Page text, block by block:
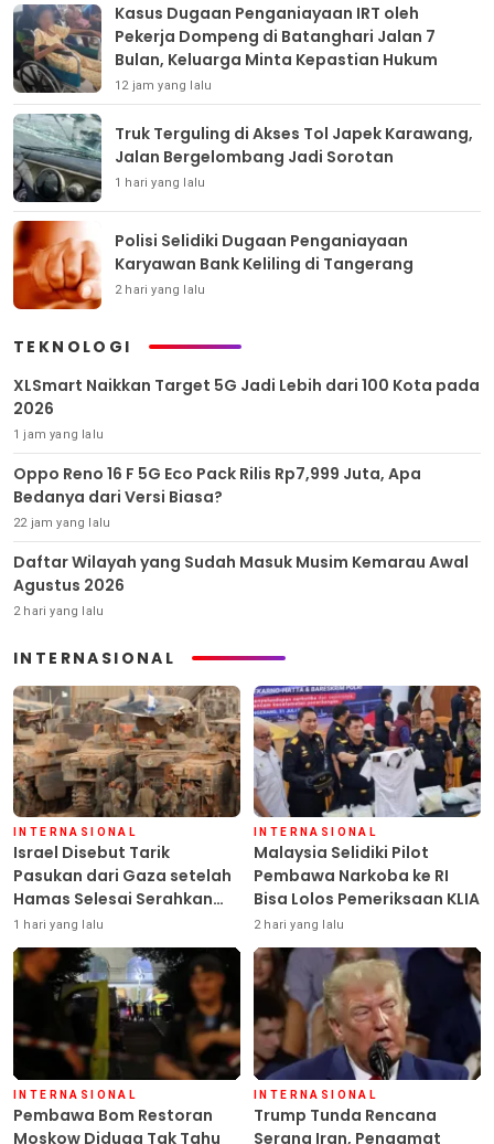
Kasus Dugaan Penganiayaan IRT oleh
Pekerja Dompeng di Batanghari Jalan 7
Bulan, Keluarga Minta Kepastian Hukum
12 jam yang lalu
Truk Terguling di Akses Tol Japek Karawang,
Jalan Bergelombang Jadi Sorotan
1 hari yang lalu
Polisi Selidiki Dugaan Penganiayaan
Karyawan Bank Keliling di Tangerang
2 hari yang lalu
TEKNOLOGI
XLSmart Naikkan Target 5G Jadi Lebih dari 100 Kota pada
2026
1 jam yang lalu
Oppo Reno 16 F 5G Eco Pack Rilis Rp7,999 Juta, Apa
Bedanya dari Versi Biasa?
22 jam yang lalu
Daftar Wilayah yang Sudah Masuk Musim Kemarau Awal
Agustus 2026
2 hari yang lalu
INTERNASIONAL
INTERNASIONAL
Israel Disebut Tarik
Pasukan dari Gaza setelah
Hamas Selesai Serahkan
Senjata
1 hari yang lalu
INTERNASIONAL
Malaysia Selidiki Pilot
Pembawa Narkoba ke RI
Bisa Lolos Pemeriksaan KLIA
2 hari yang lalu
INTERNASIONAL
Pembawa Bom Restoran
Moskow Diduga Tak Tahu
INTERNASIONAL
Trump Tunda Rencana
Serang Iran, Pengamat